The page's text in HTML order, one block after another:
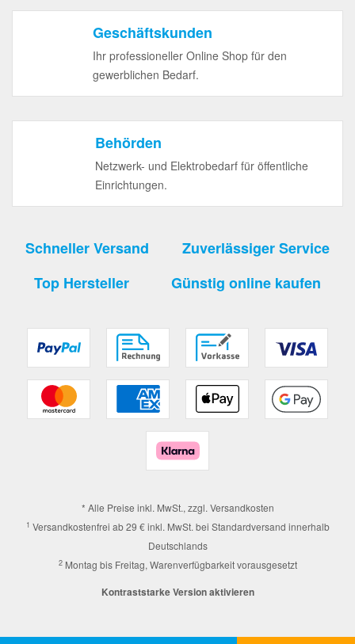
Geschäftskunden
Ihr professioneller Online Shop für den
gewerblichen Bedarf.
Behörden
Netzwerk- und Elektrobedarf für öffentliche
Einrichtungen.
Schneller Versand
Zuverlässiger Service
Top Hersteller
Günstig online kaufen
* Alle Preise inkl. MwSt., zzgl. Versandkosten
1 Versandkostenfrei ab 29 € inkl. MwSt. bei Standardversand innerhalb
Deutschlands
2Montag bis Freitag, Warenverfügbarkeit vorausgesetzt
Kontraststarke Version aktivieren